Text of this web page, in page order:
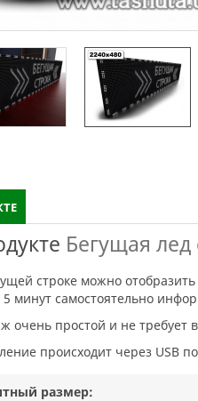
Бегущая
минут самостоятельно
очень простой и не
происходит через USB
размер: